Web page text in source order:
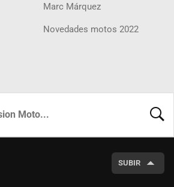
Marc Márquez
Novedades motos 2022
SUBIR